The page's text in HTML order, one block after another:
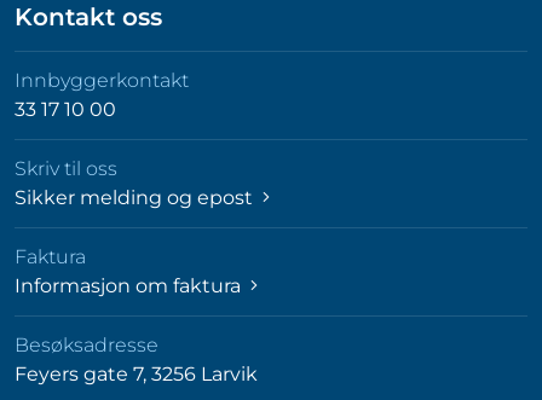
Kontakt oss
Innbyggerkontakt
33 17 10 00
Skriv til oss
Sikker melding og epost
Faktura
Informasjon om faktura
Besøksadresse
Feyers gate 7, 3256 Larvik